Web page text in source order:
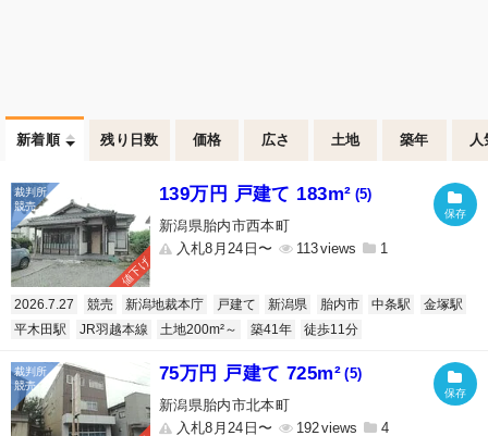
新着順 残り日数 価格 広さ 土地 築年 人
値下げ
139万円 戸建て 183m² (5)
新潟県胎内市西本町
入札8月24日〜
113 1
2026.7.27 競売 新潟地裁本庁 戸建て 新潟県 胎内市 中条駅
金塚駅
平木田駅
JR羽越本線 土地200m²～ 築41年 徒歩11分
75万円 戸建て 725m² (5)
新潟県胎内市北本町
入札8月24日〜
192 4